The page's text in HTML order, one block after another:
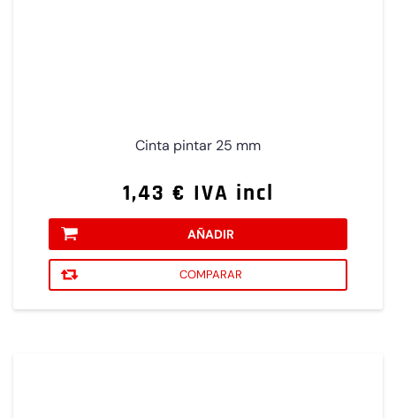
Cinta pintar 25 mm
1,43 € IVA incl
AÑADIR
COMPARAR